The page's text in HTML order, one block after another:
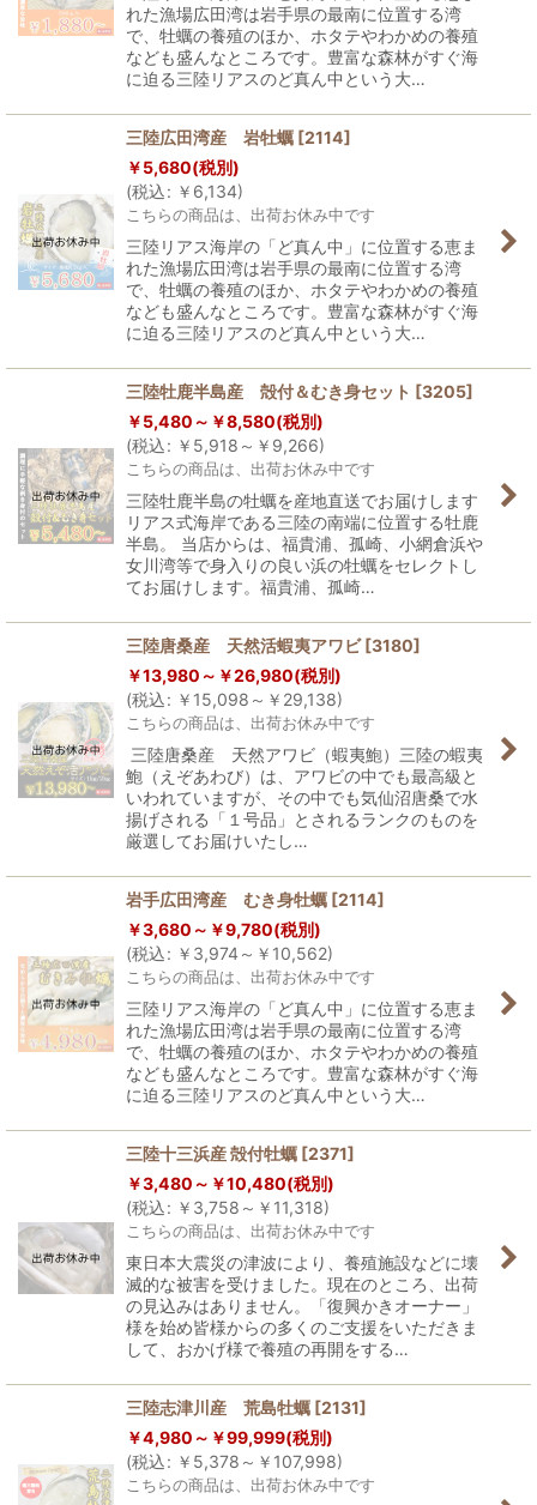
れた漁場広田湾は岩手県の最南に位置する湾
で、牡蠣の養殖のほか、ホタテやわかめの養殖
なども盛んなところです。豊富な森林がすぐ海
に迫る三陸リアスのど真ん中という大…
三陸広田湾産 岩牡蠣 [2114]
￥5,680(税別)
(税込: ￥ 6,134)
こちらの商品は、出荷お休み中です
三陸リアス海岸の「ど真ん中」に位置する恵ま
れた漁場広田湾は岩手県の最南に位置する湾
で、牡蠣の養殖のほか、ホタテやわかめの養殖
なども盛んなところです。豊富な森林がすぐ海
に迫る三陸リアスのど真ん中という大…
三陸牡鹿半島産 殻付＆むき身セット [3205]
￥5,480～ ￥8,580(税別)
(税込: ￥ 5,918～ ￥ 9,266)
こちらの商品は、出荷お休み中です
三陸牡鹿半島の牡蠣を産地直送でお届けします
リアス式海岸である三陸の南端に位置する牡鹿
半島。 当店からは、福貴浦、孤崎、小網倉浜や
女川湾等で身入りの良い浜の牡蠣をセレクトし
てお届けします。福貴浦、孤崎…
三陸唐桑産 天然活蝦夷アワビ [3180]
￥13,980～ ￥26,980(税別)
(税込: ￥ 15,098～ ￥ 29,138)
こちらの商品は、出荷お休み中です
三陸唐桑産 天然アワビ（蝦夷鮑）三陸の蝦夷
鮑（えぞあわび）は、アワビの中でも最高級と
いわれていますが、その中でも気仙沼唐桑で水
揚げされる「１号品」とされるランクのものを
厳選してお届けいたし…
岩手広田湾産 むき身牡蠣 [2114]
￥3,680～ ￥9,780(税別)
(税込: ￥ 3,974～ ￥ 10,562)
こちらの商品は、出荷お休み中です
三陸リアス海岸の「ど真ん中」に位置する恵ま
れた漁場広田湾は岩手県の最南に位置する湾
で、牡蠣の養殖のほか、ホタテやわかめの養殖
なども盛んなところです。豊富な森林がすぐ海
に迫る三陸リアスのど真ん中という大…
三陸十三浜産 殻付牡蠣 [2371]
￥3,480～ ￥10,480(税別)
(税込: ￥ 3,758～ ￥ 11,318)
こちらの商品は、出荷お休み中です
東日本大震災の津波により、養殖施設などに壊
滅的な被害を受けました。現在のところ、出荷
の見込みはありません。「復興かきオーナー」
様を始め皆様からの多くのご支援をいただきま
して、おかげ様で養殖の再開をする…
三陸志津川産 荒島牡蠣 [2131]
￥4,980～ ￥99,999(税別)
(税込: ￥ 5,378～ ￥ 107,998)
こちらの商品は、出荷お休み中です